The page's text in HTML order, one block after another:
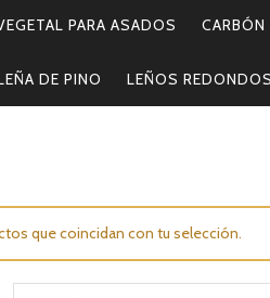
PARA ASADOS CARBÓN
DE PINO LEÑOS REDONDOS
que coincidan con tu selección.